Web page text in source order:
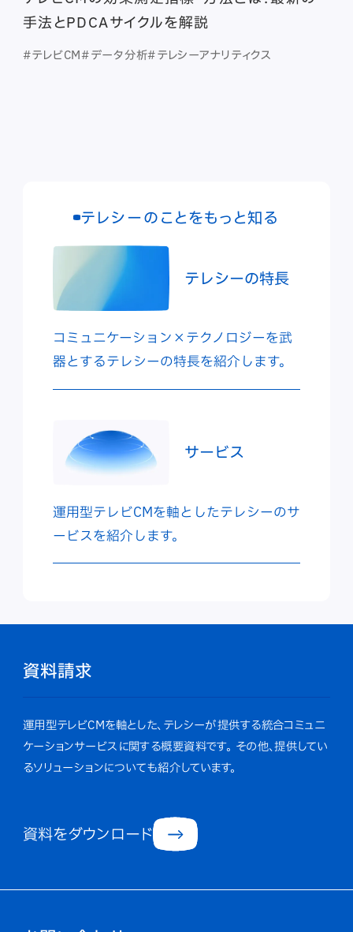
手法とPDCAサイクルを解説
#テレビCM #データ分析#テレシーアナリティクス
テレシーのことをもっと知る
テレシーの特長
コミュニケーション×テクノロジーを武
器とするテレシーの特長を紹介します。
サービス
運用型テレビCMを軸としたテレシーのサ
ービスを紹介します。
資料請求
運用型テレビCMを軸とした、テレシーが提供する統合コミュニ
ケーションサービスに関する概要資料です。 その他、提供してい
るソリューションについても紹介しています。
資料をダウンロード